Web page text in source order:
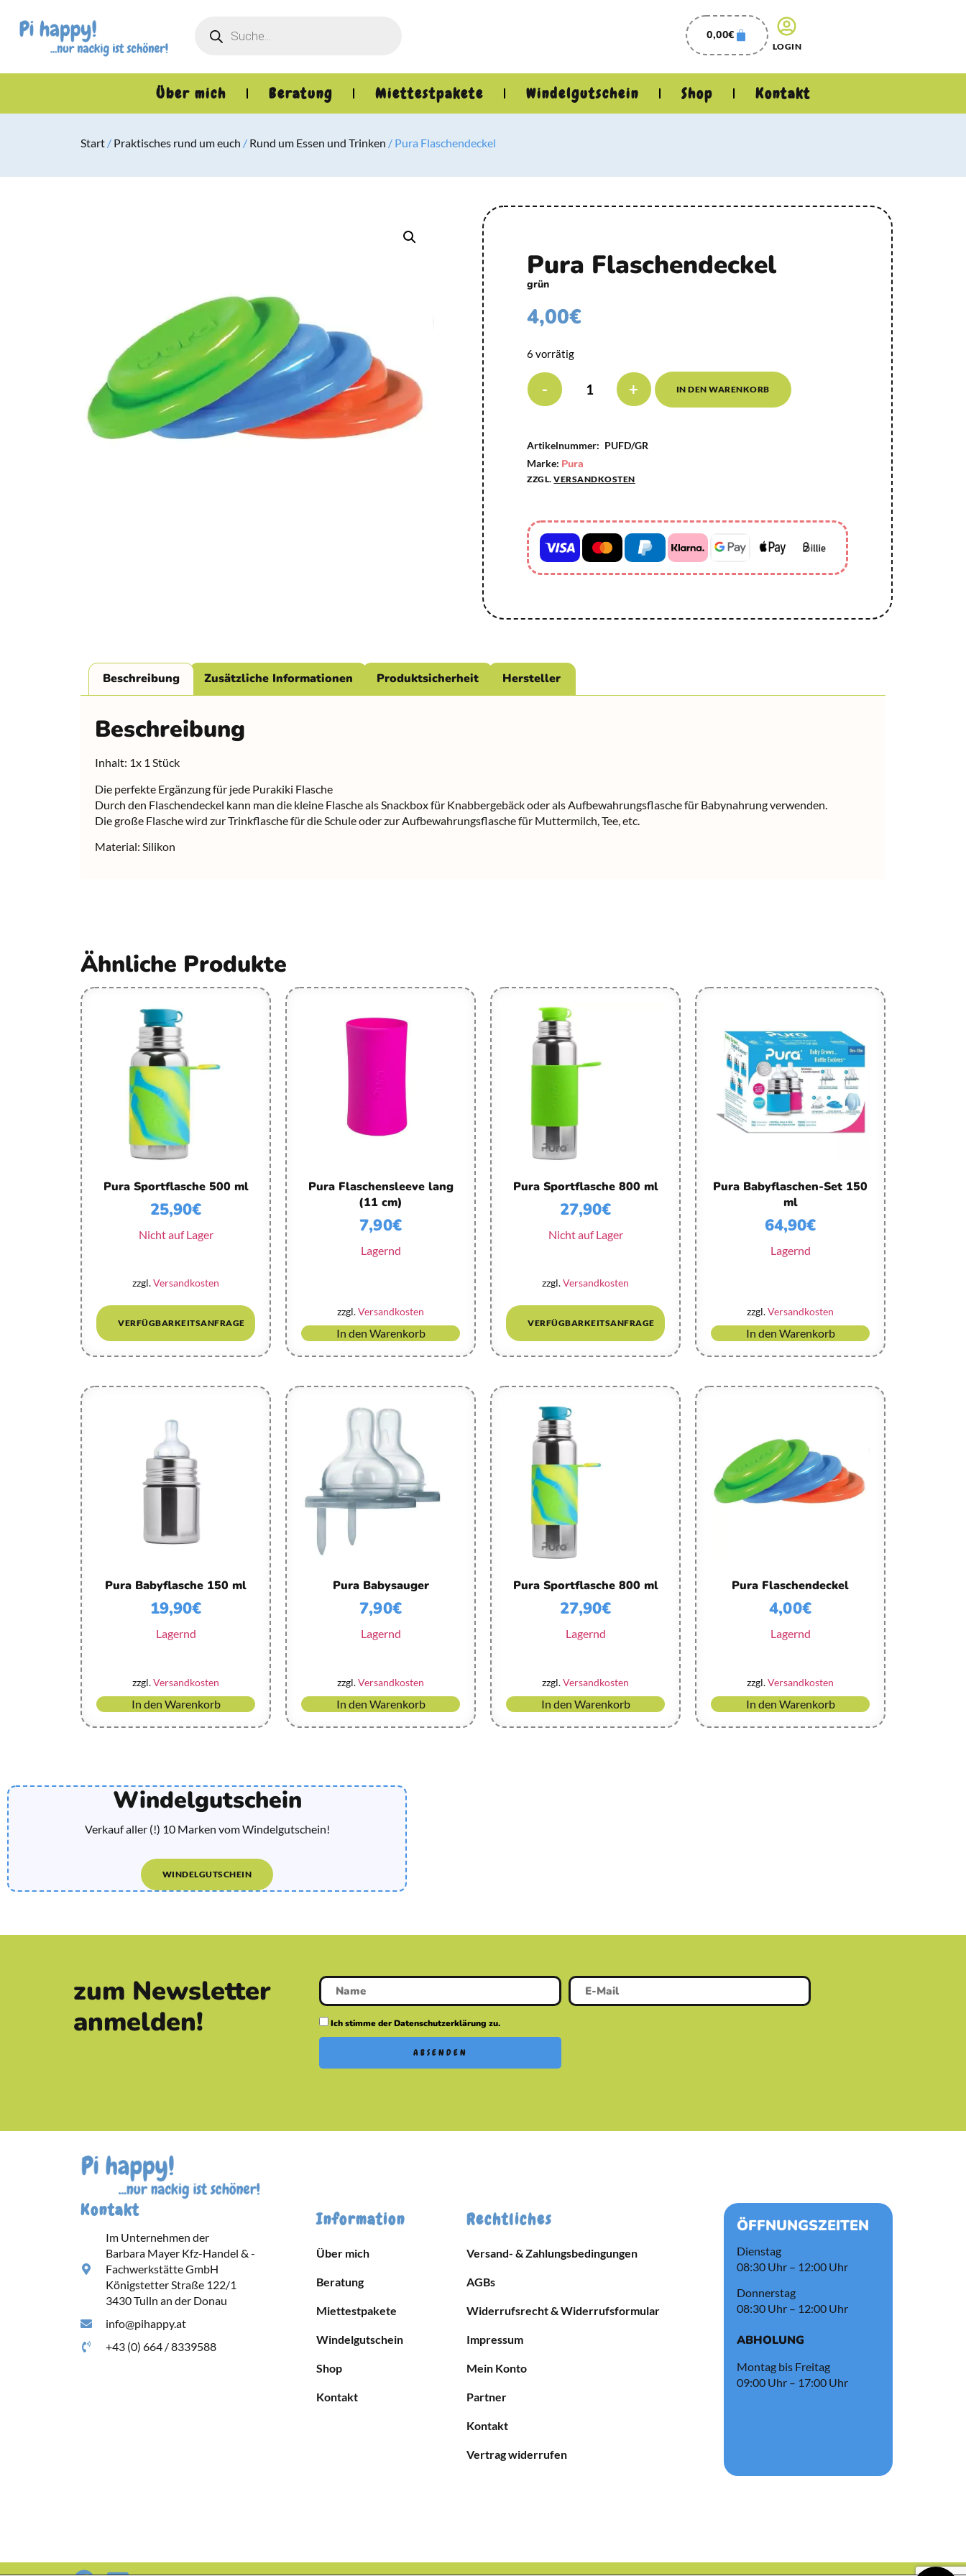
0,00€
LOGIN
Über mich Beratung Miettestpakete Windelgutschein Shop Kontakt
Start / Praktisches rund um euch / Rund um Essen und Trinken / Pura Flaschendeckel
Pura Flaschendeckel
grün
4,00€
6 vorrätig
- + IN DEN WARENKORB
Artikelnummer: PUFD/GR
Marke: Pura
ZZGL.VERSANDKOSTEN
Beschreibung Zusätzliche Informationen Produktsicherheit Hersteller
Beschreibung
Inhalt: 1x 1 Stück
Die perfekte Ergänzung für jede Purakiki Flasche
Durch den Flaschendeckel kann man die kleine Flasche als Snackbox für Knabbergebäck oder als Aufbewahrungsflasche für Babynahrung verwenden.
Die große Flasche wird zur Trinkflasche für die Schule oder zur Aufbewahrungsflasche für Muttermilch, Tee, etc.
Material: Silikon
Ähnliche Produkte
Pura Sportflasche 500 ml
25,90€
Nicht auf Lager
zzgl.Versandkosten
VERFÜGBARKEITSANFRAGE
Pura Flaschensleeve lang
(11 cm)
7,90€
Lagernd
zzgl.Versandkosten
In den Warenkorb
Pura Sportflasche 800 ml
27,90€
Nicht auf Lager
zzgl.Versandkosten
VERFÜGBARKEITSANFRAGE
Pura Babyflaschen-Set 150
ml
64,90€
Lagernd
zzgl.Versandkosten
In den Warenkorb
Pura Babyflasche 150 ml
19,90€
Lagernd
zzgl.Versandkosten
In den Warenkorb
Pura Babysauger
7,90€
Lagernd
zzgl.Versandkosten
In den Warenkorb
Pura Sportflasche 800 ml
27,90€
Lagernd
zzgl.Versandkosten
In den Warenkorb
Pura Flaschendeckel
4,00€
Lagernd
zzgl.Versandkosten
In den Warenkorb
Windelgutschein
Verkauf aller (!) 10 Marken vom Windelgutschein!
WINDELGUTSCHEIN
zum Newsletter
anmelden!
Ich stimme der Datenschutzerklärung zu.
ABSENDEN
Kontakt
Im Unternehmen der
Barbara Mayer Kfz-Handel & -
Fachwerkstätte GmbH
Königstetter Straße 122/1
3430 Tulln an der Donau
info@pihappy.at
+43 (0) 664 / 8339588
Information
Über mich
Beratung
Miettestpakete
Windelgutschein
Shop
Kontakt
Rechtliches
Versand- & Zahlungsbedingungen
AGBs
Widerrufsrecht & Widerrufsformular
Impressum
Mein Konto
Partner
Kontakt
Vertrag widerrufen
ÖFFNUNGSZEITEN
Dienstag
08:30 Uhr – 12:00 Uhr
Donnerstag
08:30 Uhr – 12:00 Uhr
ABHOLUNG
Montag bis Freitag
09:00 Uhr – 17:00 Uhr